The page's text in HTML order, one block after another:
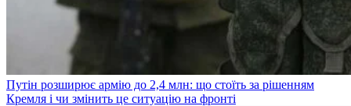
Путін розширює армію до 2,4 млн: що стоїть за рішенням
Кремля і чи змінить це ситуацію на фронті